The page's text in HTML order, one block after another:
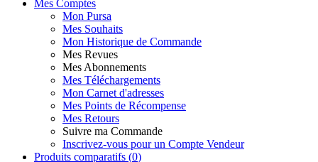
Mes Comptes
Mon Pursa
Mes Souhaits
Mon Historique de Commande
Mes Revues
Mes Abonnements
Mes Téléchargements
Mon Carnet d'adresses
Mes Points de Récompense
Mes Retours
Suivre ma Commande
Inscrivez-vous pour un Compte Vendeur
Produits comparatifs (0)